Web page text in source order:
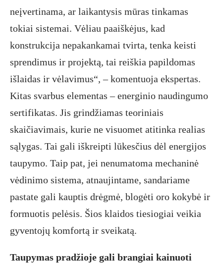
neįvertinama, ar laikantysis mūras tinkamas
tokiai sistemai. Vėliau paaiškėjus, kad
konstrukcija nepakankamai tvirta, tenka keisti
sprendimus ir projektą, tai reiškia papildomas
išlaidas ir vėlavimus“, – komentuoja ekspertas.
Kitas svarbus elementas – energinio naudingumo
sertifikatas. Jis grindžiamas teoriniais
skaičiavimais, kurie ne visuomet atitinka realias
sąlygas. Tai gali iškreipti lūkesčius dėl energijos
taupymo. Taip pat, jei nenumatoma mechaninė
vėdinimo sistema, atnaujintame, sandariame
pastate gali kauptis drėgmė, blogėti oro kokybė ir
formuotis pelėsis. Šios klaidos tiesiogiai veikia
gyventojų komfortą ir sveikatą.
Taupymas pradžioje gali brangiai kainuoti